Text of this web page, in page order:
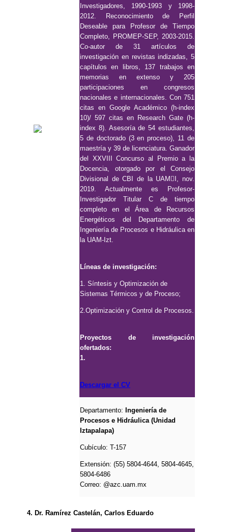
Investigadores, 1990-1993 y 1998-
2012. Reconocimiento de Perfil
Deseable para Profesor de Tiempo
Completo, PROMEP-SEP, 2003-2015.
Co-autor de 31 artículos de
investigación en revistas indizadas, 5
capítulos en libros, 137 trabajos en
memorias en extenso y 205
participaciones en congresos
nacionales e internacionales. Con 751
citas en Google Académico (h-index
10)/ 597 citas en Research Gate (h-
index 8). Asesoría de 54 estudiantes,
5 de doctorado (3 en proceso), 11 de
maestría y 39 de licenciatura. Ganador
del XXVIII Concurso al Premio a la
Docencia, otorgado por el Consejo
Divisional de CBI de la UAMI, nov.
2019. Actualmente es Profesor-
Investigador Titular C de tiempo
completo en el Área de Recursos
Energéticos del Departamento de
Ingeniería de Procesos e Hidráulica en
la UAM-Izt.
Líneas de investigación:
1. Síntesis y Optimización de
Sistemas Térmicos y de Proceso;
2.Optimización y Control de Procesos.
Proyectos de investigación
ofertados:
1.
Descargar el CV
Departamento: Ingeniería de
Procesos e Hidráulica (Unidad
Iztapalapa)
Cubículo: T-157
Extensión: (55) 5804-4644, 5804-4645,
5804-6486
Correo: @azc.uam.mx
4. Dr. Ramírez Castelán, Carlos Eduardo